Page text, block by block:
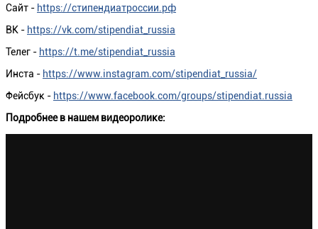
Сайт - https://стипендиатроссии.рф
ВК - https://vk.com/stipendiat_russia
Телег - https://t.me/stipendiat_russia
Инста - https://www.instagram.com/stipendiat_russia/
Фейсбук - https://www.facebook.com/groups/stipendiat.russia
Подробнее в нашем видеоролике: